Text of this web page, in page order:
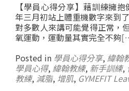
【學員心得分享】藉訓練擁
年三月初站上體重機數字來到
對多數人來講可能覺得正常，
氧運動，運動量其實完全不夠
Posted in 學員心得分享, 緯翰
學員心得, 緯翰教練, 新手訓練,
教練, 減脂, 增肌, GYMEFIT